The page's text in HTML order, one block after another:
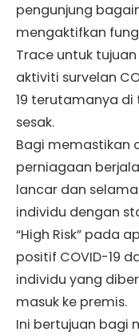
pengunjung
mengaktifkan
Trace untuk
aktiviti survelan
19 terutamanya
sesak.
Bagi memastikan
perniagaan
lancar dan
individu dengan
“High Risk” pada
positif COVID-19
individu yang
masuk ke premis.
Ini bertujuan bagi